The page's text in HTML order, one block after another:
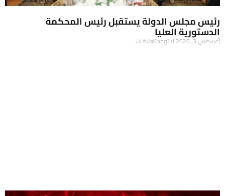
رئيس مجلس الدولة يستقبل رئيس المحكمة
الدستورية العليا
أغسطس 3, 2026 لا توجد تعليقات